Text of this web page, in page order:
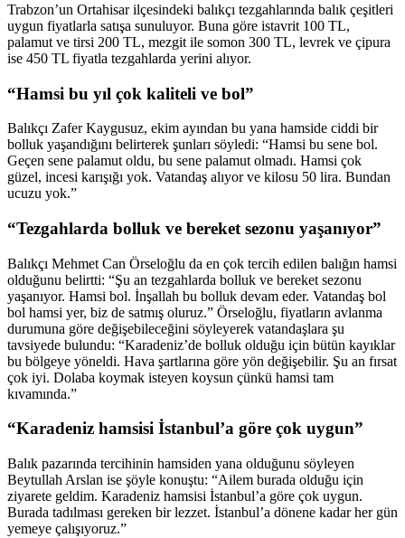
Trabzon’un Ortahisar ilçesindeki balıkçı tezgahlarında balık çeşitleri
uygun fiyatlarla satışa sunuluyor. Buna göre istavrit 100 TL,
palamut ve tirsi 200 TL, mezgit ile somon 300 TL, levrek ve çipura
ise 450 TL fiyatla tezgahlarda yerini alıyor.
“Hamsi bu yıl çok kaliteli ve bol”
Balıkçı Zafer Kaygusuz, ekim ayından bu yana hamside ciddi bir
bolluk yaşandığını belirterek şunları söyledi: “Hamsi bu sene bol.
Geçen sene palamut oldu, bu sene palamut olmadı. Hamsi çok
güzel, incesi karışığı yok. Vatandaş alıyor ve kilosu 50 lira. Bundan
ucuzu yok.”
“Tezgahlarda bolluk ve bereket sezonu yaşanıyor”
Balıkçı Mehmet Can Örseloğlu da en çok tercih edilen balığın hamsi
olduğunu belirtti: “Şu an tezgahlarda bolluk ve bereket sezonu
yaşanıyor. Hamsi bol. İnşallah bu bolluk devam eder. Vatandaş bol
bol hamsi yer, biz de satmış oluruz.” Örseloğlu, fiyatların avlanma
durumuna göre değişebileceğini söyleyerek vatandaşlara şu
tavsiyede bulundu: “Karadeniz’de bolluk olduğu için bütün kayıklar
bu bölgeye yöneldi. Hava şartlarına göre yön değişebilir. Şu an fırsat
çok iyi. Dolaba koymak isteyen koysun çünkü hamsi tam
kıvamında.”
“Karadeniz hamsisi İstanbul’a göre çok uygun”
Balık pazarında tercihinin hamsiden yana olduğunu söyleyen
Beytullah Arslan ise şöyle konuştu: “Ailem burada olduğu için
ziyarete geldim. Karadeniz hamsisi İstanbul’a göre çok uygun.
Burada tadılması gereken bir lezzet. İstanbul’a dönene kadar her gün
yemeye çalışıyoruz.”